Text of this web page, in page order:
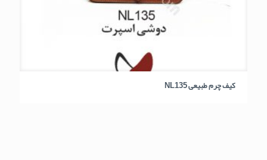
کیف چرم طبیعی NL135